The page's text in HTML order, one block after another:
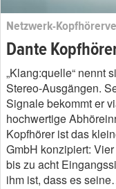
Netzwerk-
Dante
„Klang:quelle“ nennt
Stereo-Ausgängen.
Signale bekommt er
hochwertige
Kopfhörer ist das
GmbH konzipiert:
bis zu acht
ihm ist, dass es